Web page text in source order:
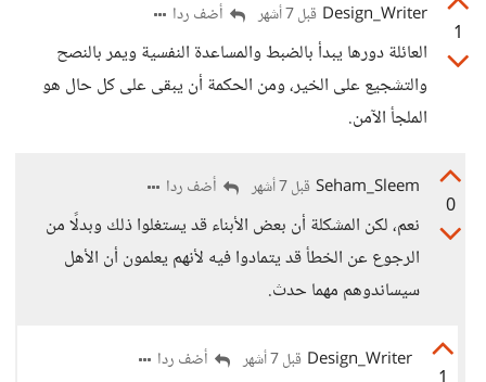
1
Design_Writer قبل 7 أشهر أضف ردا
العائلة دورها يبدأ بالضبط والمساعدة النفسية ويمر بالنصح
والتشجيع على الخير، ومن الحكمة أن يبقى على كل حال هو
الملجأ الآمن.
0
Seham_Sleem قبل 7 أشهر أضف ردا
نعم، لكن المشكلة أن بعض الأبناء قد يستغلوا ذلك وبدلًا من
الرجوع عن الخطأ قد يتمادوا فيه لأنهم يعلمون أن الأهل
سيساندوهم مهما حدث.
Design_Writer قبل 7 أشهر أضف ردا